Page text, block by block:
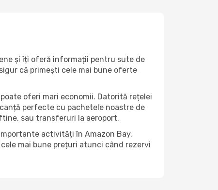
și îți oferă informații pentru sute de
că primești cele mai bune oferte
oferi mari economii. Datorită rețelei
perfecte cu pachetele noastre de
sau transferuri la aeroport.
activități în Amazon Bay,
mai bune prețuri atunci când rezervi